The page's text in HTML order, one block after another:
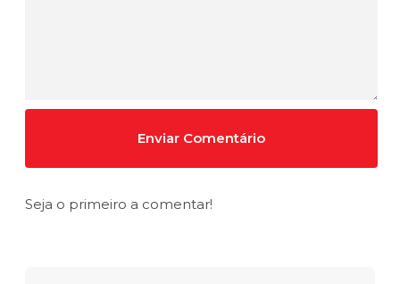
Seja o primeiro a comentar!